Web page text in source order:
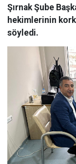
Şırnak Şube
hekimlerinin
söyledi.